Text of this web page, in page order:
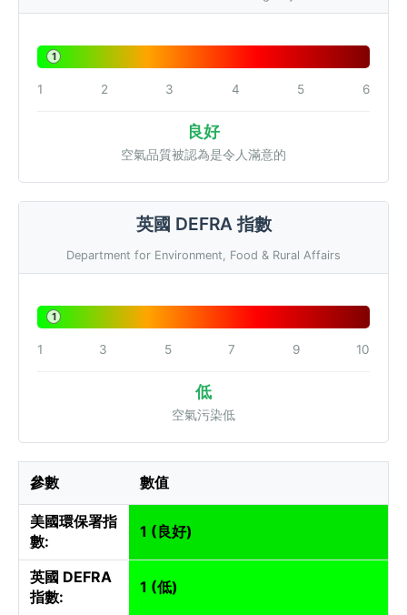
1
1 2 3 4 5 6
良好
空氣品質被認為是令人滿意的
英國 DEFRA 指數
Department for Environment, Food & Rural Affairs
1
1 3 5 7 9 10
低
空氣污染低
參數 數值
美國環保署指
數:
1 (良好)
英國 DEFRA
指數:
1 (低)